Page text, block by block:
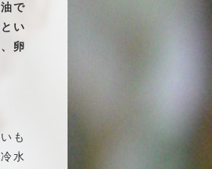
で
い
卵
も
水